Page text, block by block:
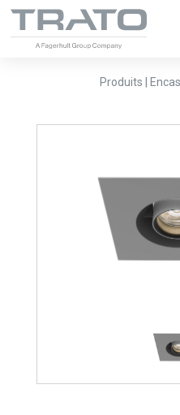
Produits |